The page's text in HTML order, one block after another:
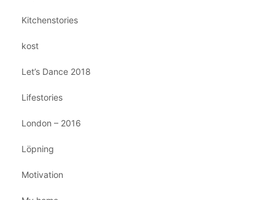
Kitchenstories
kost
Let’s Dance 2018
Lifestories
London – 2016
Löpning
Motivation